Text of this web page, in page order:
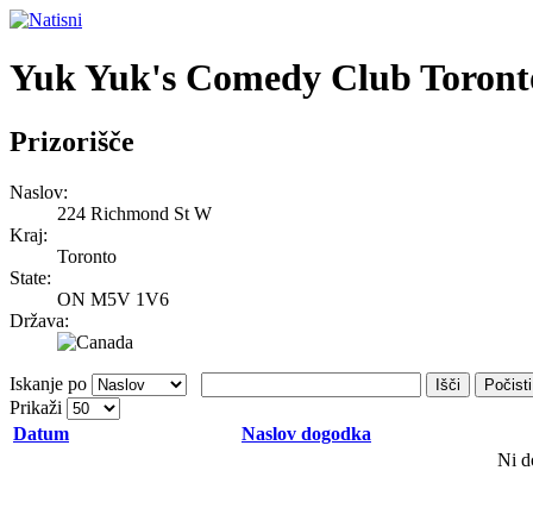
Yuk Yuk's Comedy Club
Prizorišče
Naslov:
224 Richmond St W
Kraj:
Toronto
State:
ON M5V 1V6
Država:
Iskanje po Išči Počisti
Prikaži
Datum
Naslov dogodka
Ni